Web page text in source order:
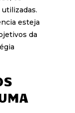
esteja
da